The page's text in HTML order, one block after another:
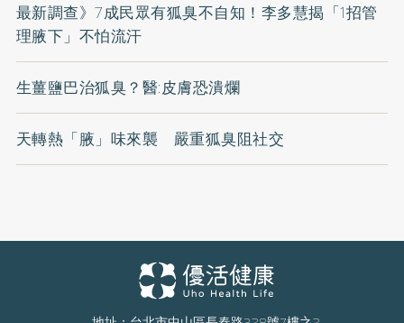
最新調查》7成民眾有狐臭不自知！李多慧揭「1招管
理腋下」不怕流汗
生薑鹽巴治狐臭？醫:皮膚恐潰爛
天轉熱「腋」味來襲 嚴重狐臭阻社交